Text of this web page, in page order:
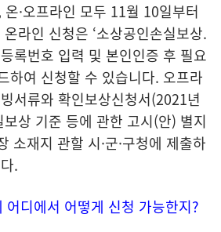
·오프라인 모두 11월 10일부터
라인 신청은 ‘소상공인손실보상.
록번호 입력 및 본인인증 후 필요
하여 신청할 수 있습니다. 오프라
서류와 확인보상신청서(2021년
상 기준 등에 관한 고시(안) 별지
소재지 관할 시·군·구청에 제출하
.
디에서 어떻게 신청 가능한지?